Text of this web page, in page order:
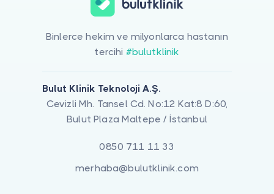
Binlerce hekim ve milyonlarca hastanın
tercihi #bulutklinik
Bulut Klinik Teknoloji A.Ş.
Cevizli Mh. Tansel Cd. No:12 Kat:8 D:60,
Bulut Plaza Maltepe / İstanbul
0850 711 11 33
merhaba@bulutklinik.com